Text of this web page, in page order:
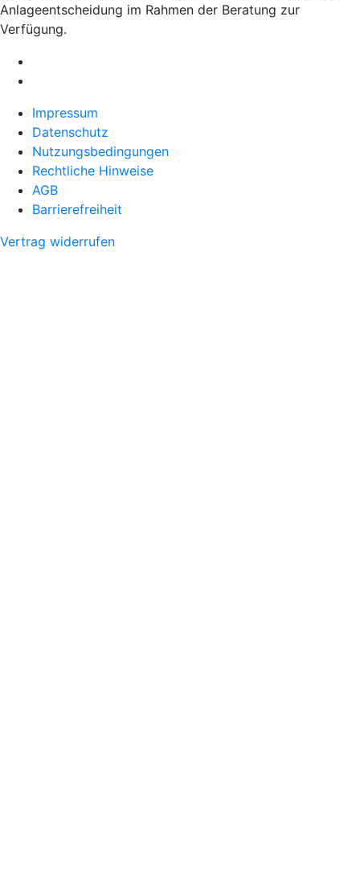
Anlageentscheidung im Rahmen der Beratung zur
Verfügung.
Impressum
Datenschutz
Nutzungsbedingungen
Rechtliche Hinweise
AGB
Barrierefreiheit
Vertrag widerrufen